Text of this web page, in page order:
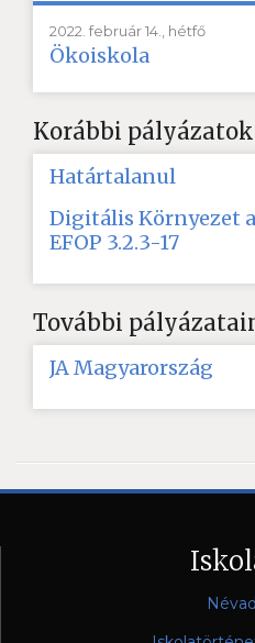
Korábbi pályázatok
Határtalanul
Digitális Környezet
EFOP 3.2.3-17
2022. február 14., hétfő
Ökoiskola
További
JA Magyarország